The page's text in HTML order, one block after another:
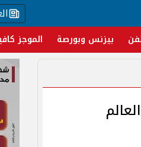
بيزنس وبورصة الموجز